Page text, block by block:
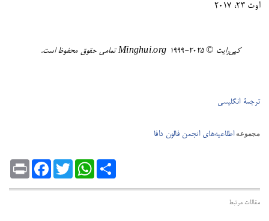
اوت 23، 2017
کپی‌رایت ©️ ٢٠٢٥-١٩٩٩ Minghui.org تمامی حقوق محفوظ است.
ترجمۀ انگلیسی
مجموعهاطلاعیه‌های انجمن فالون دافا
Print
FacebookTwitter
WhatsAppShare
مقالات مرتبط